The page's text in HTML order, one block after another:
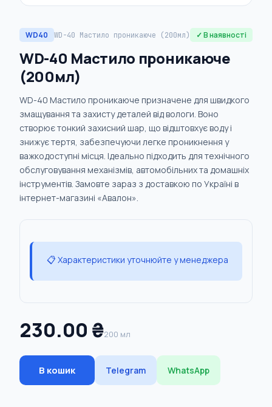
WD40 WD-40 Мастило проникаюче (200мл) ✓ В наявності
WD-40 Мастило проникаюче
(200мл)
WD-40 Мастило проникаюче призначене для швидкого
змащування та захисту деталей від вологи. Воно
створює тонкий захисний шар, що відштовхує воду і
знижує тертя, забезпечуючи легке проникнення у
важкодоступні місця. Ідеально підходить для технічного
обслуговування механізмів, автомобільних та домашніх
інструментів. Замовте зараз з доставкою по Україні в
інтернет-магазині «Авалон».
📋 Характеристики уточнюйте у менеджера
230.00 ₴200 мл
В кошик Telegram WhatsApp